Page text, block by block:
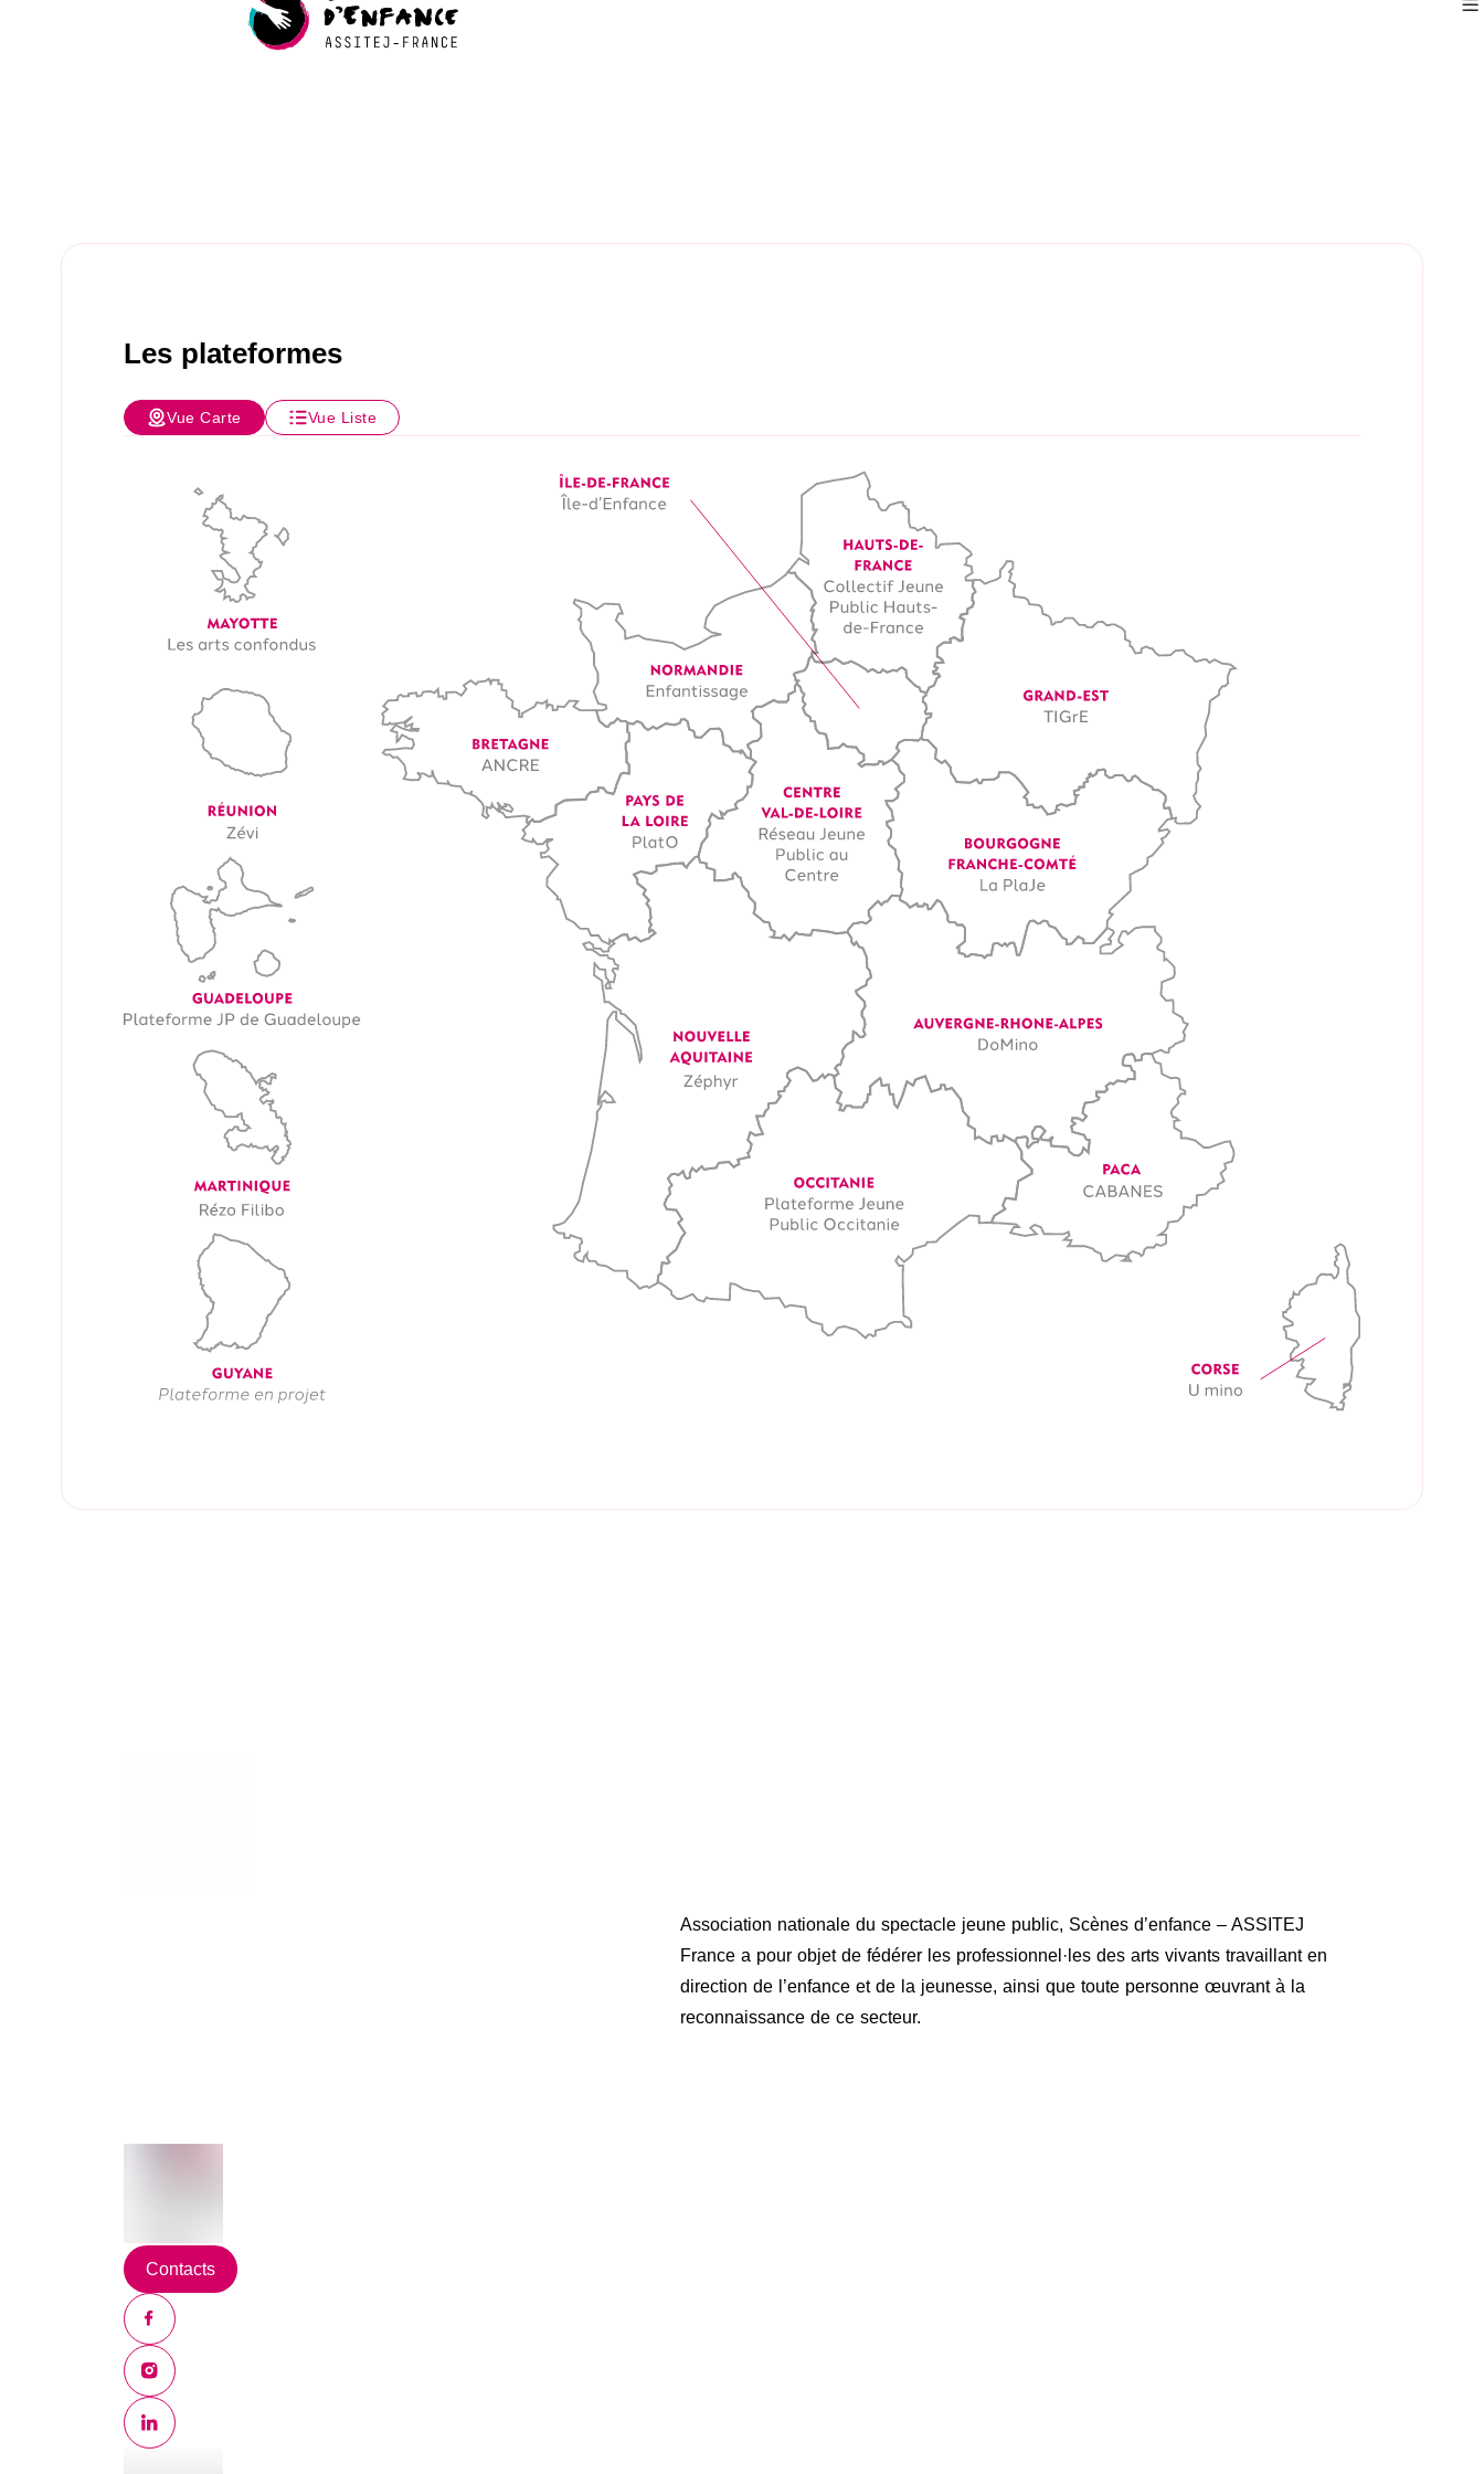
Les plateformes
Vue Carte Vue Liste
Association nationale du spectacle jeune public, Scènes d’enfance – ASSITEJ
France a pour objet de fédérer les professionnel·les des arts vivants travaillant en
direction de l’enfance et de la jeunesse, ainsi que toute personne œuvrant à la
reconnaissance de ce secteur.
Contacts